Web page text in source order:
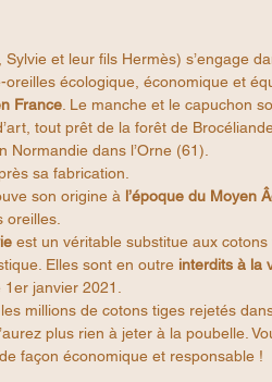
et leur fils Hermès) s’engage
écologique, économique et
France . Le manche et le capuchon
tout prêt de la forêt de
dans l’Orne (61).
sa fabrication.
son origine à l’époque du Moyen
oreilles.
est un véritable substitue aux
Elles sont en outre interdits à la
janvier 2021.
millions de cotons tiges rejetés
plus rien à jeter à la poubelle.
façon économique et responsable !